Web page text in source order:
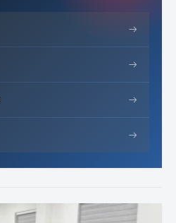
→
→
→
→